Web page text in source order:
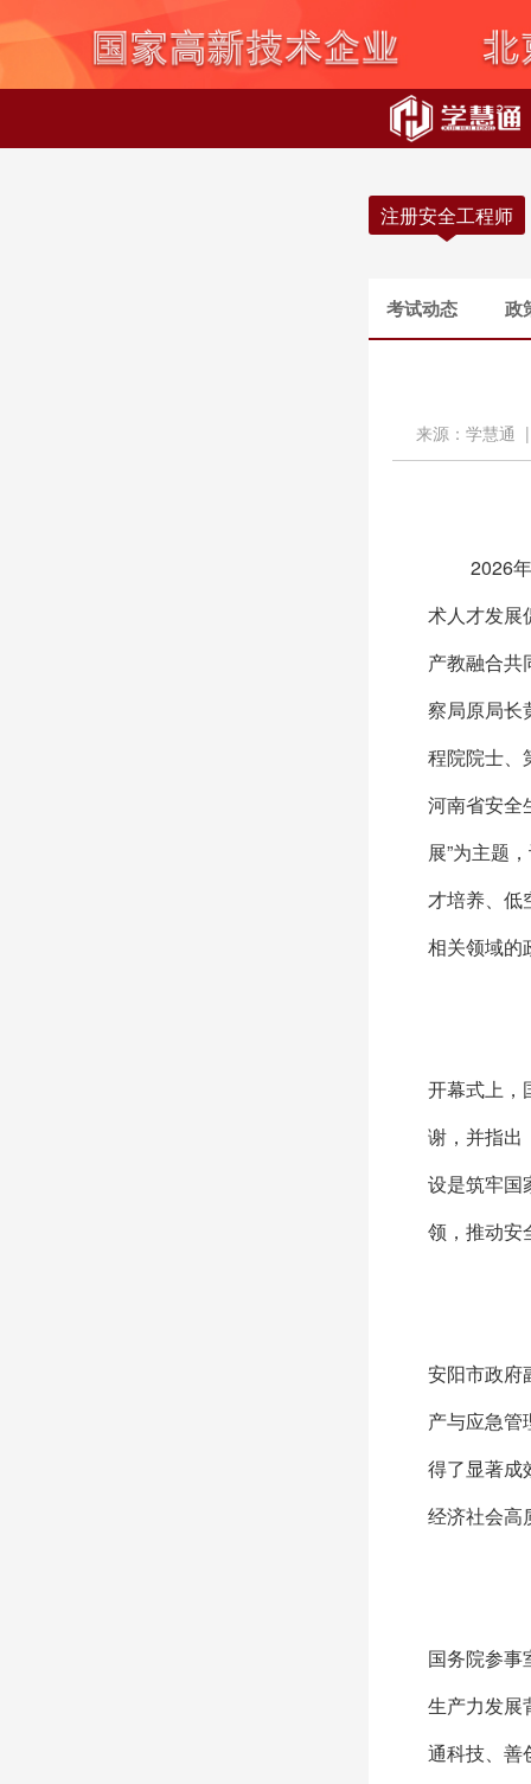
注册安全工程师
考试动态 政
来源：学慧通
2026年5
术人才发展
产教融合共
察局原局长
程院院士、
河南省安全
展”为主题
才培养、低
相关领域的
开幕式上，
谢，并指出
设是筑牢国
领，推动安
安阳市政府
产与应急管
得了显著成
经济社会高
国务院参事
生产力发展
通科技、善